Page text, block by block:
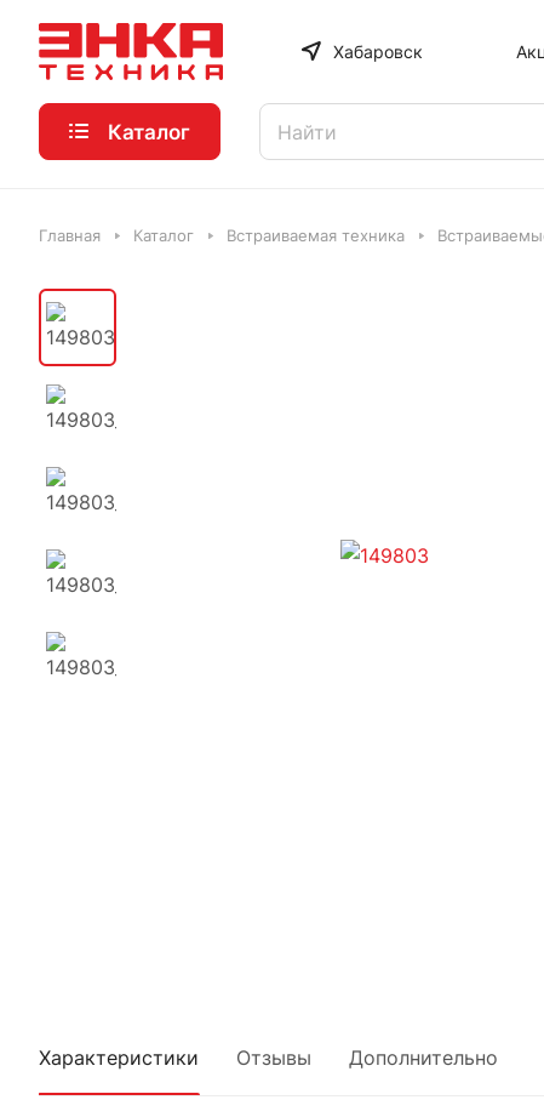
Хабаровск
Каталог
Главная Каталог Встраиваемая техника
Характеристики Отзывы Дополнительно